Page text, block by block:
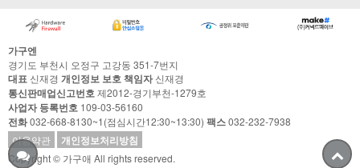
가구엔
경기도 부천시 오정구 고강동 351-7번지
대표 신재경 개인정보 보호 책임자신재경
통신판매업신고번호제2012-경기부천-1279호
사업자 등록번호 109-03-56160
전화032-668-8130~1(점심시간12:30~13:30) 팩스032-232-7938
이용약관
개인정보처리방침
Copyright © 가구애 All rights reserved.